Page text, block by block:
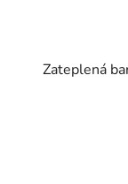
Zateplená